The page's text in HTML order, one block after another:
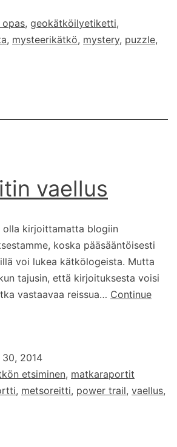
, geokätköilyetiketti,
, mysteerikätkö, mystery, puzzle,
vaellus
olla kirjoittamatta blogiin
koska pääsääntöisesti
voi lukea kätkölogeista. Mutta
tajusin, että kirjoituksesta voisi
vastaavaa reissua… Continue
2014
etsiminen, matkaraportit
, metsoreitti, power trail, vaellus,